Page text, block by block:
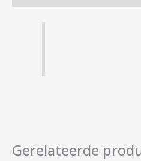
Gerelateerde